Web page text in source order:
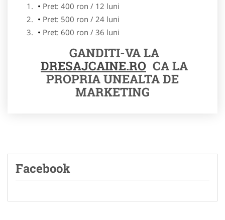
Pret: 400 ron / 12 luni
Pret: 500 ron / 24 luni
Pret: 600 ron / 36 luni
GANDITI-VA LA
DRESAJCAINE.RO CA LA
PROPRIA UNEALTA DE
MARKETING
Facebook